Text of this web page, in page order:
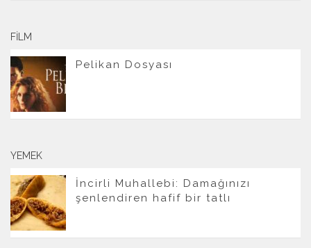
FILM
Pelikan Dosyası
YEMEK
İncirli Muhallebi: Damağınızı
şenlendiren hafif bir tatlı